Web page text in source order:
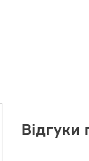
Відгуки